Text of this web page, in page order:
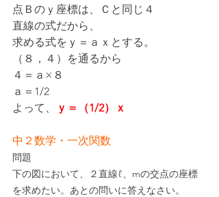
点Ｂのｙ座標は、Ｃと同じ４
直線の式だから、
求める式をｙ＝ａｘとする。
（８，４）を通るから
４＝ａ×８
ａ＝1/2
よって、
ｙ＝（1/2）ｘ
中２数学・一次関数
問題
下の図において、２直線ℓ、mの交点の座標
を求めたい。あとの問いに答えなさい。